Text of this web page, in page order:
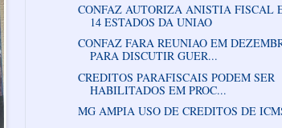
CONFAZ AUTORIZA ANISTIA FISCAL
14 ESTADOS DA UNIAO
CONFAZ FARA REUNIAO EM
PARA DISCUTIR GUER...
CREDITOS PARAFISCAIS PODEM SER
HABILITADOS EM PROC...
MG AMPIA USO DE CREDITOS DE